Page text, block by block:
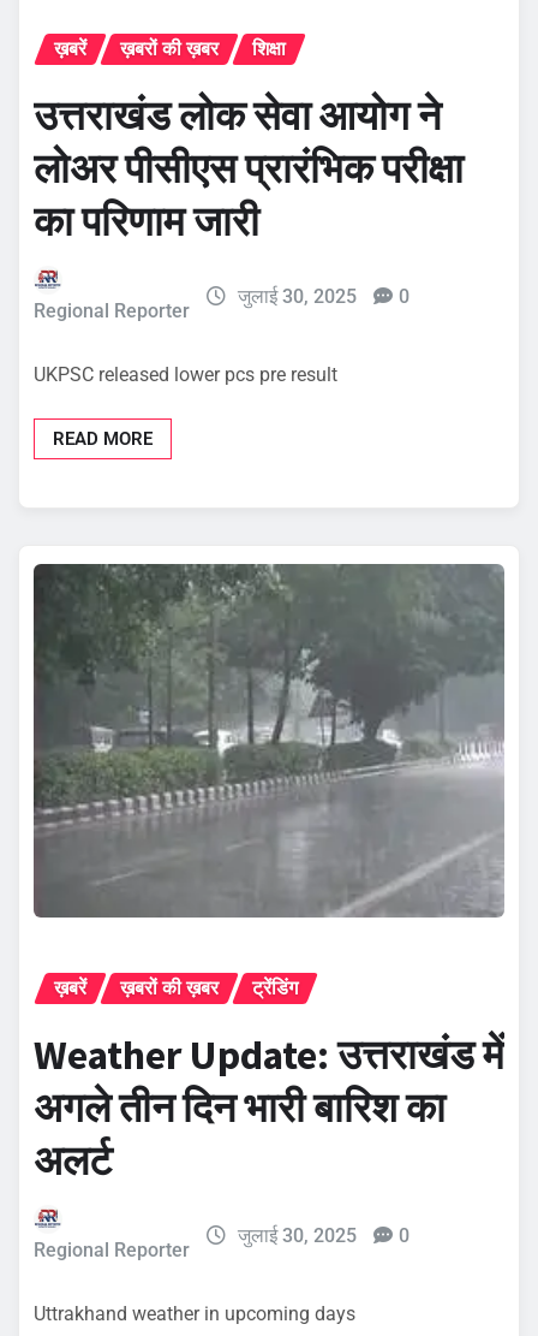
ख़बरें ख़बरों की ख़बर शिक्षा
उत्तराखंड लोक सेवा आयोग ने
लोअर पीसीएस प्रारंभिक परीक्षा
का परिणाम जारी
Regional Reporter
जुलाई 30, 2025 0
UKPSC released lower pcs pre result
READ MORE
ख़बरें ख़बरों की ख़बर ट्रेंडिंग
Weather Update: उत्तराखंड में
अगले तीन दिन भारी बारिश का
अलर्ट
Regional Reporter
जुलाई 30, 2025 0
Uttrakhand weather in upcoming days